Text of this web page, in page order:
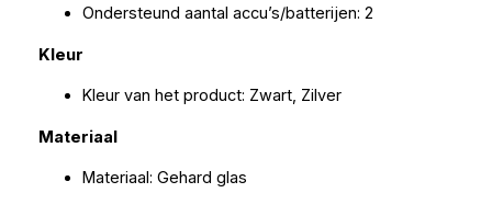
Ondersteund aantal accu’s/batterijen: 2
Kleur
Kleur van het product: Zwart, Zilver
Materiaal
Materiaal: Gehard glas